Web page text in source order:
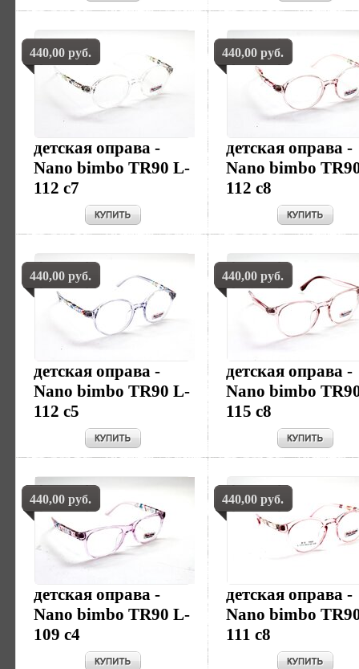
детская оправа -
Nano bimbo TR90 L-
112 c7
440,00 руб.
детская оправа -
Nano bimbo
112 c8
440,00 руб.
детская оправа -
Nano bimbo TR90 L-
112 c5
440,00 руб.
детская оправа -
Nano bimbo
115 c8
440,00 руб.
детская оправа -
Nano bimbo TR90 L-
109 c4
440,00 руб.
детская оправа -
Nano bimbo
111 c8
440,00 руб.